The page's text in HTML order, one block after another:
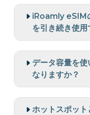
iRoamly eSIM
を引き続き使用
データ容量を
なりますか？
ホットスポッ